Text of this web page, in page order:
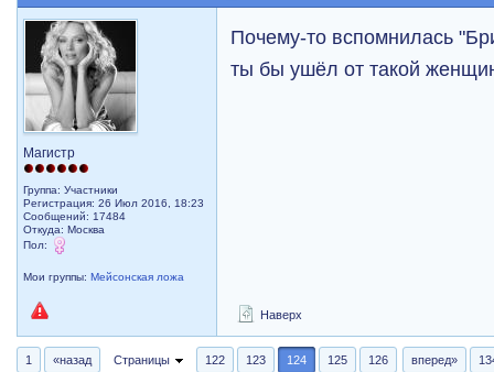
Магистр
Группа: Участники
Регистрация: 26 Июл 2016, 18:23
Сообщений: 17484
Откуда: Москва
Пол:
Мои группы:Мейсонская ложа
Почему-то вспомнилась
ты бы ушёл от такой
Наверх
1 «назад Страницы 122 123 124 125 126 вперед»